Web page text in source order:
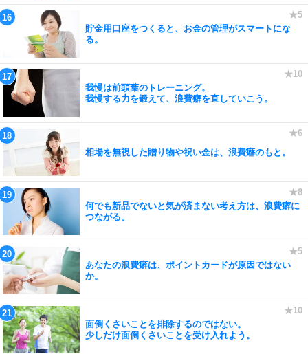
貯金用口座をつくると、お金の管理がスマートにな
る。
我慢は前頭葉のトレーニング。
我慢する力を鍛えて、浪費癖を直していこう。
相場を無視した贈り物や祝い金は、浪費癖のもと。
何でも新品でないと気が済まない考え方は、浪費癖に
つながる。
あなたの浪費癖は、ポイントカードが原因ではない
か。
面倒くさいことを排除するのではない。
少しだけ面倒くさいことを受け入れよう。